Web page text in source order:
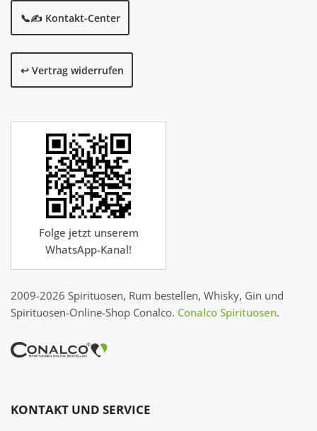
📞✍️ Kontakt-Center
↩️ Vertrag widerrufen
Folge jetzt unserem
WhatsApp-Kanal!
2009-2026 Spirituosen, Rum bestellen, Whisky, Gin und
Spirituosen-Online-Shop Conalco. Conalco Spirituosen.
KONTAKT UND SERVICE